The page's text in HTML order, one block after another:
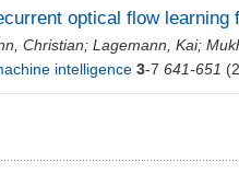
optical flow
Christian;Lagemann, Kai;
intelligence 3-7 641-651